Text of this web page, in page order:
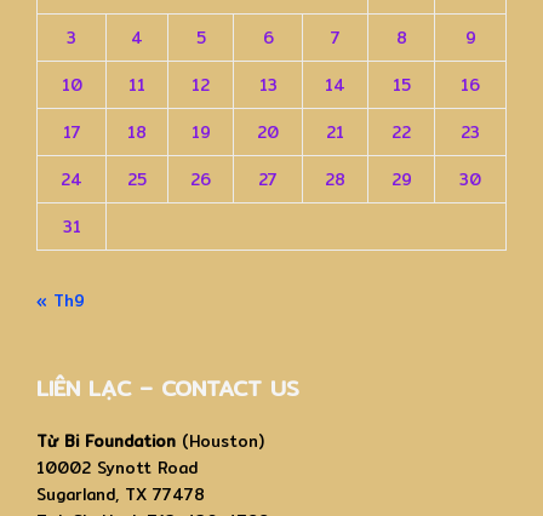
3
4 5 6 7 8
9
10
11 12 13 14 15
16
17
18 19 20 21 22
23
24
25 26 27 28 29
30
31
« Th9
LIÊN LẠC – CONTACT US
Từ Bi Foundation (Houston)
10002 Synott Road
Sugarland, TX 77478